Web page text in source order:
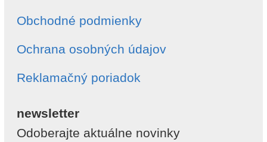
Obchodné podmienky
Ochrana osobných údajov
Reklamačný poriadok
newsletter
Odoberajte aktuálne novinky